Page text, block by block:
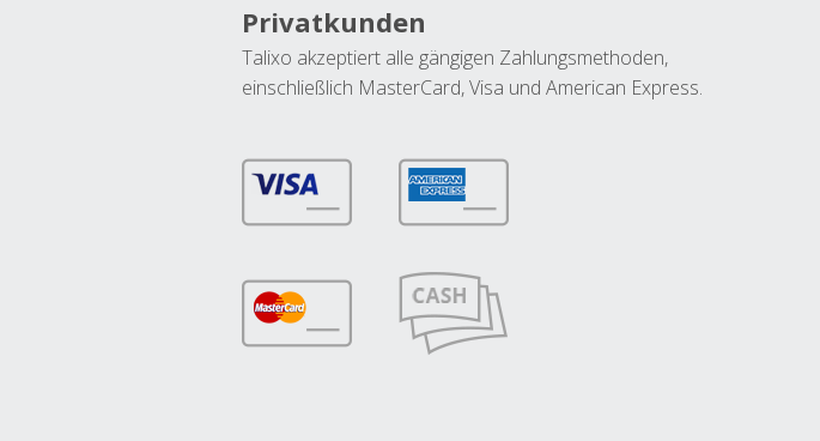
Privatkunden
Talixo akzeptiert alle gängigen Zahlungsmethoden,
einschließlich MasterCard, Visa und American Express.